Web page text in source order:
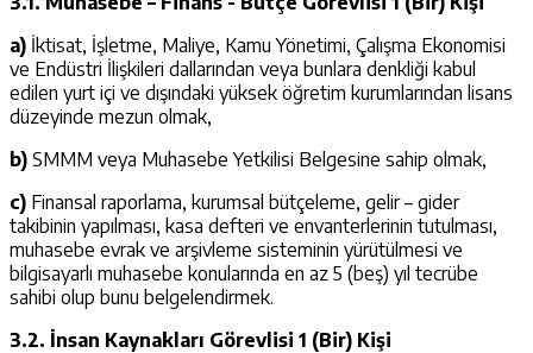
a) İktisat, İşletme, Maliye, Kamu Yönetimi, Çalışma Ekonomisi
ve Endüstri İlişkileri dallarından veya bunlara denkliği kabul
edilen yurt içi ve dışındaki yüksek öğretim kurumlarından lisans
düzeyinde mezun olmak,
b) SMMM veya Muhasebe Yetkilisi Belgesine sahip olmak,
c) Finansal raporlama, kurumsal bütçeleme, gelir – gider
takibinin yapılması, kasa defteri ve envanterlerinin tutulması,
muhasebe evrak ve arşivleme sisteminin yürütülmesi ve
bilgisayarlı muhasebe konularında en az 5 (beş) yıl tecrübe
sahibi olup bunu belgelendirmek.
3.2. İnsan Kaynakları Görevlisi 1 (Bir) Kişi